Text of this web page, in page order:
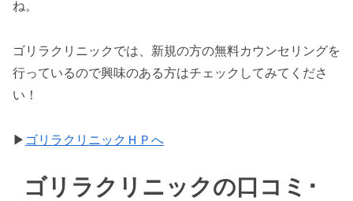
ね。
ゴリラクリニックでは、新規の方の無料カウンセリングを
行っているので興味のある方はチェックしてみてくださ
い！
▶ ゴリラクリニックＨＰへ
ゴリラクリニックの口コミ･